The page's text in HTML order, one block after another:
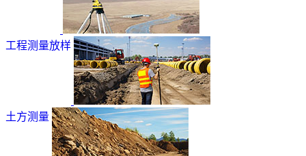
工程测量放样
土方测量